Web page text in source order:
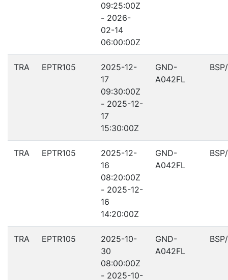
09:25:00Z
- 2026-
02-14
06:00:00Z
TRA EPTR105
2025-12-
17
09:30:00Z
- 2025-12-
17
15:30:00Z
GND-
A042FL
TRA EPTR105
2025-12-
16
08:20:00Z
- 2025-12-
16
14:20:00Z
GND-
A042FL
TRA EPTR105
2025-10-
30
08:00:00Z
- 2025-10-
GND-
A042FL